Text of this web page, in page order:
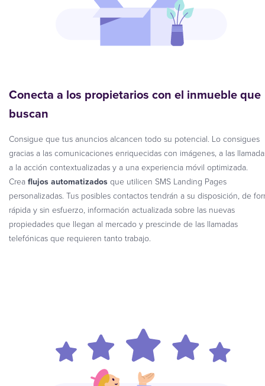
Conecta a los propietarios con el inmueble que
buscan
Consigue que tus anuncios alcancen todo su potencial. Lo consigues
gracias a las comunicaciones enriquecidas con imágenes, a las
a la acción contextualizadas y a una experiencia móvil optimizada.
Creaflujos automatizadosque utilicen SMS Landing Pages
personalizadas. Tus posibles contactos tendrán a su disposición, de
rápida y sin esfuerzo, información actualizada sobre las nuevas
propiedades que llegan al mercado y prescinde de las llamadas
telefónicas que requieren tanto trabajo.